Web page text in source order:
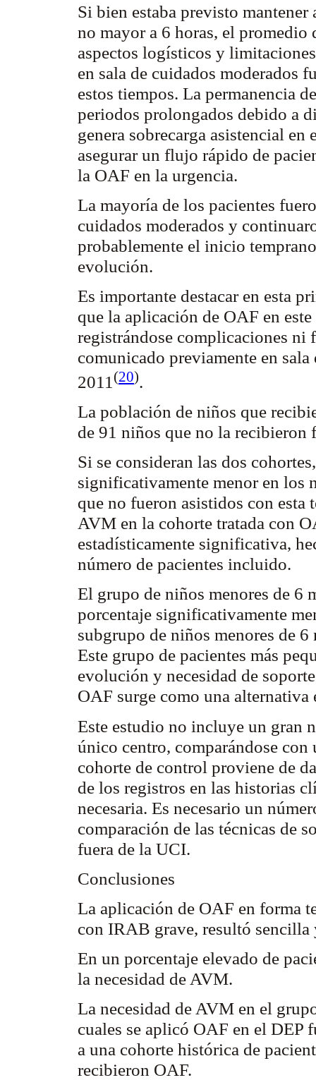
Si bien estaba previsto
no mayor a 6 horas, el promedio
aspectos logísticos y
en sala de cuidados moderados
estos tiempos. La permanencia
periodos prolongados debido a
genera sobrecarga asistencial
asegurar un flujo rápido de
la OAF en la urgencia.
La mayoría de los pacientes
cuidados moderados y
probablemente el inicio
evolución.
Es importante destacar en esta
que la aplicación de OAF en
registrándose complicaciones
comunicado previamente en
2011 (20).
La población de niños que
de 91 niños que no la recibieron
Si se consideran las dos
significativamente menor en los
que no fueron asistidos con esta
AVM en la cohorte tratada con
estadísticamente significativa,
número de pacientes incluido.
El grupo de niños menores de 6
porcentaje significativamente
subgrupo de niños menores de
Este grupo de pacientes más
evolución y necesidad de
OAF surge como una
Este estudio no incluye un gran
único centro, comparándose
cohorte de control proviene de
de los registros en las historias
necesaria. Es necesario un
comparación de las técnicas de
fuera de la UCI.
Conclusiones
La aplicación de OAF en forma
con IRAB grave, resultó sencilla
En un porcentaje elevado de
la necesidad de AVM.
La necesidad de AVM en el
cuales se aplicó OAF en el DEP
a una cohorte histórica de
recibieron OAF.